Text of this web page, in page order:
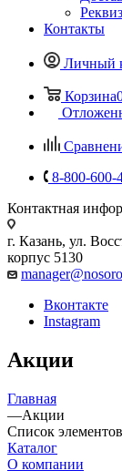
Контакты
Личный
Корзина
8-800-600-
Контактная
г. Казань, ул.
корпус 5130
Вконтакте
Instagram
Акции
Главная
—Акции
Список
Каталог
О компании